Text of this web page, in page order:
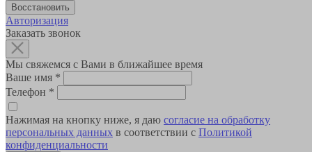
Авторизация
Заказать звонок
Мы свяжемся с Вами в ближайшее время
Ваше имя *
Телефон *
Нажимая на кнопку ниже, я даю согласие на обработку
персональных данных в соответствии с Политикой
конфиденциальности